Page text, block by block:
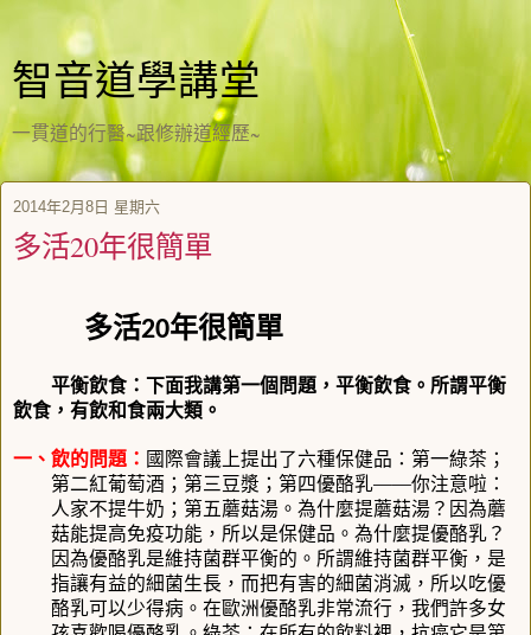
智音道學講堂
一貫道的行醫~跟修辦道經歷~
2014年2月8日 星期六
多活20年很簡單
多活20年很簡單
平衡飲食：下面我講第一個問題，平衡飲食。所謂平衡
飲食，有飲和食兩大類。
一、飲的問題： 國際會議上提出了六種保健品：第一綠茶；
第二紅葡萄酒；第三豆漿；第四優酪乳——你注意啦：
人家不提牛奶；第五蘑菇湯。為什麼提蘑菇湯？因為蘑
菇能提高免疫功能，所以是保健品。為什麼提優酪乳？
因為優酪乳是維持菌群平衡的。所謂維持菌群平衡，是
指讓有益的細菌生長，而把有害的細菌消滅，所以吃優
酪乳可以少得病。在歐洲優酪乳非常流行，我們許多女